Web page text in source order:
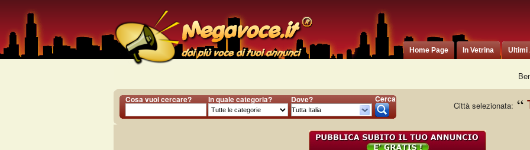
Home Page In Vetrina Ultimi
Cosa vuoi cercare? In quale categoria? Dove? Cerca
Città selezionata: